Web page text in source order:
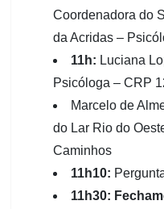
Coordenadora do
da Acridas –
11h: Luciana
Psicóloga – CRP
Marcelo de
do Lar Rio do
Caminhos
11h10:
11h30: